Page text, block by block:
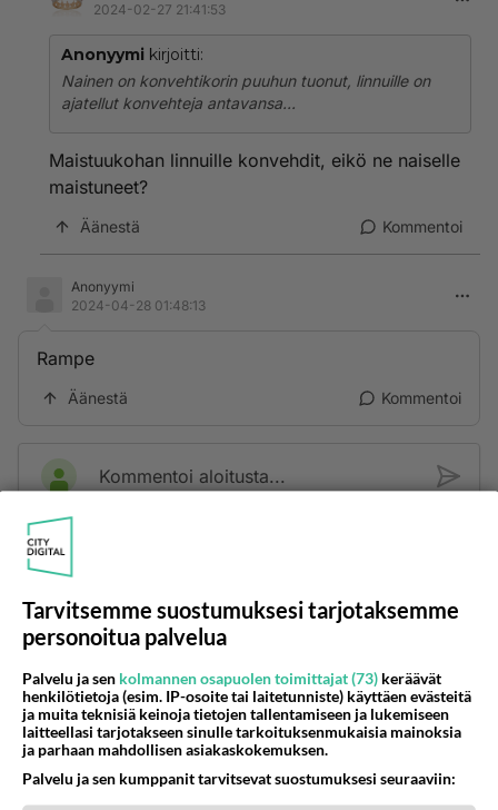
2024-02-27 21:41:53
Anonyymi kirjoitti:
Nainen on konvehtikorin puuhun tuonut, linnuille on
ajatellut konvehteja antavansa...
Maistuukohan linnuille konvehdit, eikö ne naiselle
maistuneet?
Äänestä Kommentoi
Anonyymi
2024-04-28 01:48:13
Rampe
Äänestä Kommentoi
Kommentoi aloitusta...
Takaisin ylös
PÄIVÄ VIIKKO KUUKAUSI
Poliisi yritti murhata mopopojan
Nyt menee kissalan poikien touhu liian pitkälle! https://www.is.fi/kotimaa/art-2000012193221.html Karu video mopomiiti
1895
Tarvitsemme suostumuksesi tarjotaksemme
personoitua palvelua
Palvelu ja sen kolmannen osapuolen toimittajat (73) keräävät
henkilötietoja (esim. IP-osoite tai laitetunniste) käyttäen evästeitä
ja muita teknisiä keinoja tietojen tallentamiseen ja lukemiseen
laitteellasi tarjotakseen sinulle tarkoituksenmukaisia mainoksia
ja parhaan mahdollisen asiakaskokemuksen.
Palvelu ja sen kumppanit tarvitsevat suostumuksesi seuraaviin: